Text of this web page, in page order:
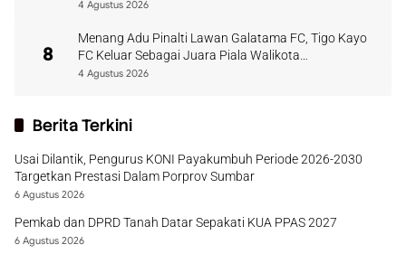
4 Agustus 2026
8
Menang Adu Pinalti Lawan Galatama FC, Tigo Kayo
FC Keluar Sebagai Juara Piala Walikota
Payakumbuh
4 Agustus 2026
Berita Terkini
Usai Dilantik, Pengurus KONI Payakumbuh Periode 2026-2030
Targetkan Prestasi Dalam Porprov Sumbar
6 Agustus 2026
Pemkab dan DPRD Tanah Datar Sepakati KUA PPAS 2027
6 Agustus 2026